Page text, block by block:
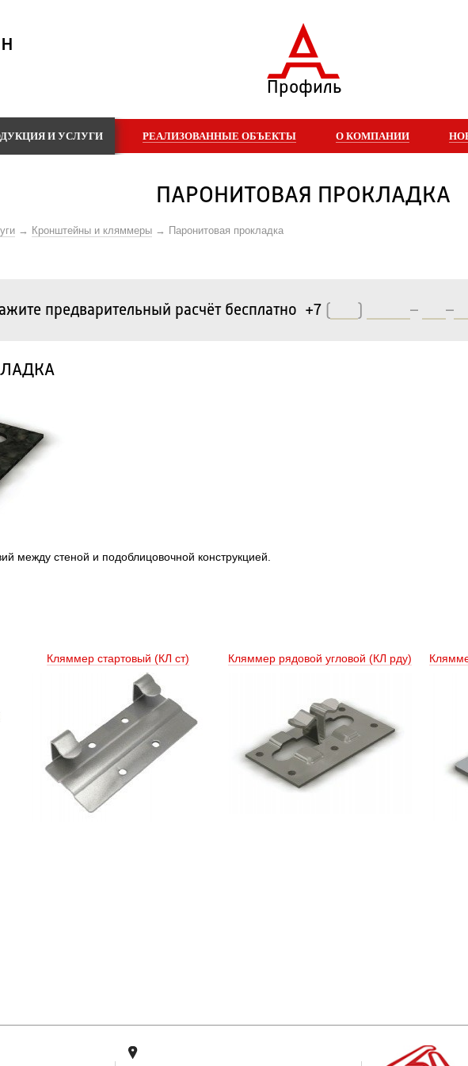
Профиль
И УСЛУГИ РЕАЛИЗОВАННЫЕ ОБЪЕКТЫ О КОМПАНИИ
ПАРОНИТОВАЯ ПРОКЛАДКА
Кронштейны и кляммеры Паронитовая прокладка
предварительный расчёт бесплатно +7 – –
между стеной и подоблицовочной конструкцией.
Кляммер стартовый (КЛ ст) Кляммер рядовой угловой (КЛ рду)